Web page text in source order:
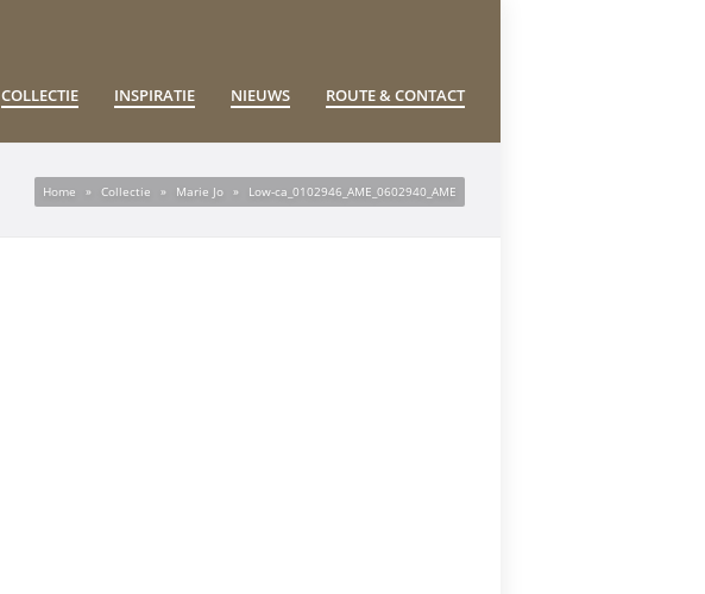
COLLECTIE INSPIRATIE NIEUWS ROUTE & CONTACT
Home » Collectie » Marie Jo » Low-ca_0102946_AME_0602940_AME